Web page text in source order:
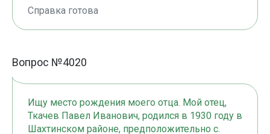
Справка готова
Вопрос №4020
Ищу место рождения моего отца. Мой отец,
Ткачев Павел Иванович, родился в 1930 году в
Шахтинском районе, предположительно с.